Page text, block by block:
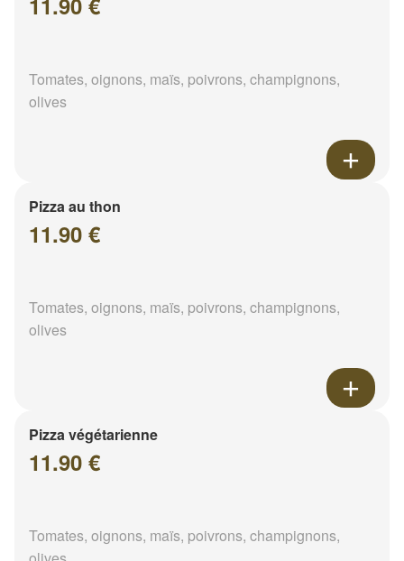
Tomates, oignons, maïs, poivrons, champignons,
olives
Pizza au thon
11.90 €
Tomates, oignons, maïs, poivrons, champignons,
olives
Pizza végétarienne
11.90 €
Tomates, oignons, maïs, poivrons, champignons,